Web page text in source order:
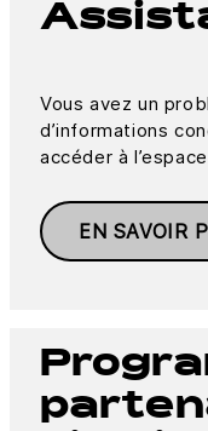
Vous avez un
d’informations
accéder à
EN SAVOIR